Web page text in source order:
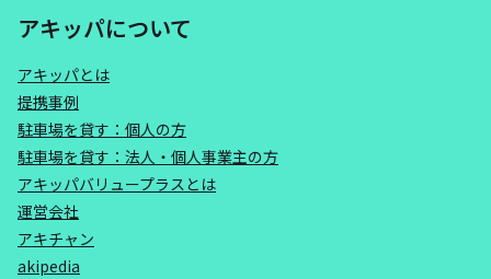
アキッパについて
アキッパとは
提携事例
駐車場を貸す：個人の方
駐車場を貸す：法人・個人事業主の方
アキッパバリュープラスとは
運営会社
アキチャン
akipedia